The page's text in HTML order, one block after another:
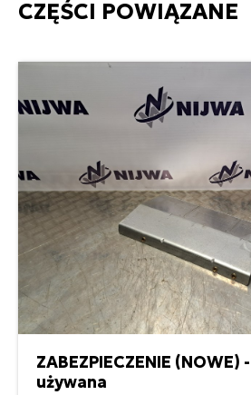
CZĘŚCI POWIĄZANE
500,00 zł
ZABEZPIECZENIE (NOWE)
używana